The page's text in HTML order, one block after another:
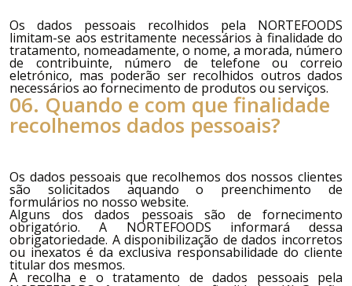
Os dados pessoais recolhidos pela NORTEFOODS
limitam-se aos estritamente necessários à finalidade do
tratamento, nomeadamente, o nome, a morada, número
de contribuinte, número de telefone ou correio
eletrónico, mas poderão ser recolhidos outros dados
necessários ao fornecimento de produtos ou serviços.
06. Quando e com que finalidade
recolhemos dados pessoais?
Os dados pessoais que recolhemos dos nossos clientes
são solicitados aquando o preenchimento de
formulários no nosso website.
Alguns dos dados pessoais são de fornecimento
obrigatório. A NORTEFOODS informará dessa
obrigatoriedade. A disponibilização de dados incorretos
ou inexatos é da exclusiva responsabilidade do cliente
titular dos mesmos.
A recolha e o tratamento de dados pessoais pela